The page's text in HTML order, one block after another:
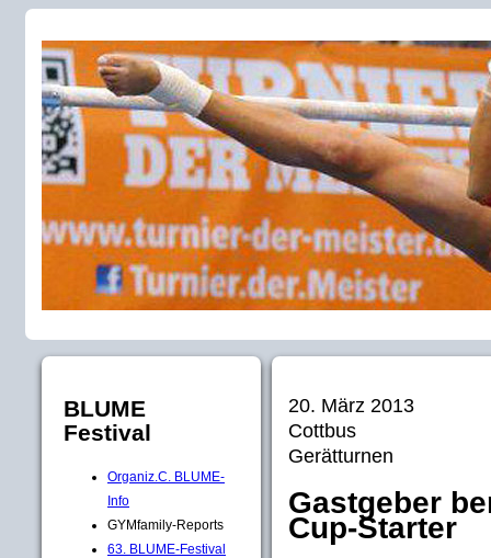
BLUME
Festival
Organiz.C. BLUME-
Info
GYMfamily-Reports
63. BLUME-Festival
20. März 2013
Cottbus
Gerätturnen
Gastgeber
Cup-Starter